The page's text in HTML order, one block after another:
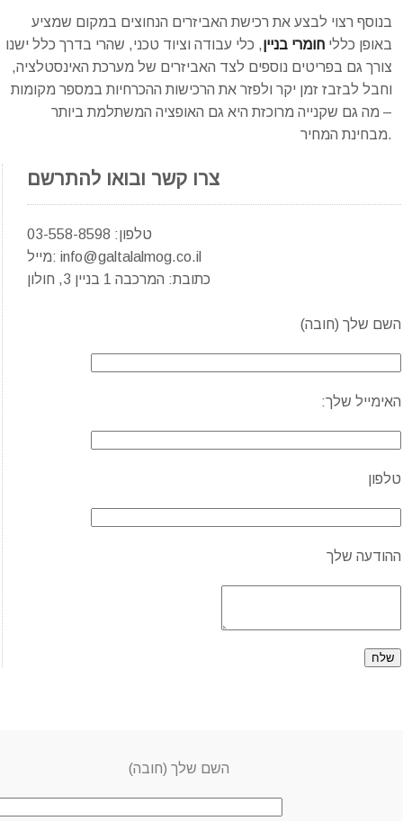
בנוסף רצוי לבצע את רכישת האביזרים הנחוצים במקום שמציע
באופן כלליחומרי בניין, כלי עבודה וציוד טכני, שהרי בדרך כלל ישנו
צורך גם בפריטים נוספים לצד האביזרים של מערכת האינסטלציה,
וחבל לבזבז זמן יקר ולפזר את הרכישות ההכרחיות במספר מקומות
– מה גם שקנייה מרוכזת היא גם האופציה המשתלמת ביותר
מבחינת המחיר.
צרו קשר ובואו להתרשם
טלפון: 03-558-8598
מייל: info@galtalalmog.co.il
כתובת: המרכבה 1 בניין 3, חולון
השם שלך (חובה)
האימייל שלך:
טלפון
ההודעה שלך
השם שלך (חובה)